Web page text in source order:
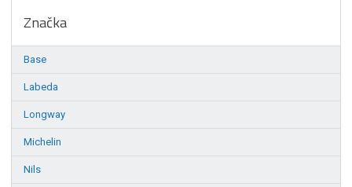
Značka
Base
Labeda
Longway
Michelin
Nils